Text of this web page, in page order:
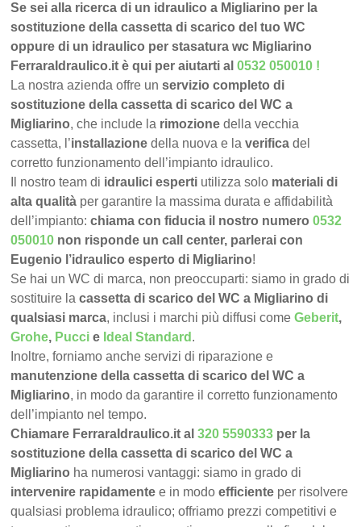
Se sei alla ricerca di un idraulico a Migliarino per la
sostituzione della cassetta di scarico del tuo WC
oppure di un idraulico per stasatura wc Migliarino
FerraraIdraulico.it è qui per aiutarti al0532 050010 !
La nostra azienda offre unservizio completo di
sostituzione della cassetta di scarico del WC a
Migliarino, che include la rimozione della vecchia
cassetta, l’installazione della nuova e laverifica del
corretto funzionamento dell’impianto idraulico.
Il nostro team di idraulici esperti utilizza solo materiali di
alta qualità per garantire la massima durata e affidabilità
dell’impianto:chiama con fiducia il nostro numero0532
050010 non risponde un call center, parlerai con
Eugenio l’idraulico esperto di Migliarino!
Se hai un WC di marca, non preoccuparti: siamo in grado di
sostituire lacassetta di scarico del WC a Migliarino di
qualsiasi marca, inclusi i marchi più diffusi comeGeberit,
Grohe, Pucci e Ideal Standard .
Inoltre, forniamo anche servizi di riparazione e
manutenzione della cassetta di scarico del WC a
Migliarino, in modo da garantire il corretto funzionamento
dell’impianto nel tempo.
Chiamare FerraraIdraulico.it al320 5590333 per la
sostituzione della cassetta di scarico del WC a
Migliarino ha numerosi vantaggi: siamo in grado di
intervenire rapidamente e in modoefficiente per risolvere
qualsiasi problema idraulico; offriamo prezzi competitivi e